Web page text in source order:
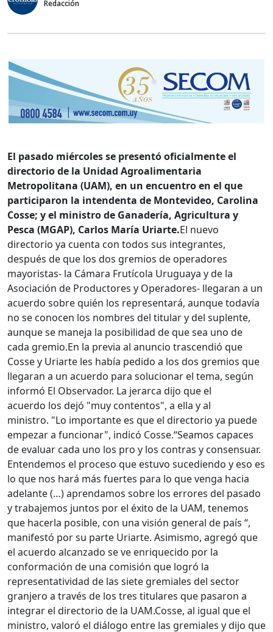
Redacción
El pasado miércoles se presentó oficialmente el
directorio de la Unidad Agroalimentaria
Metropolitana (UAM), en un encuentro en el que
participaron la intendenta de Montevideo, Carolina
Cosse; y el ministro de Ganadería, Agricultura y
Pesca (MGAP), Carlos María Uriarte.El nuevo
directorio ya cuenta con todos sus integrantes,
después de que los dos gremios de operadores
mayoristas- la Cámara Frutícola Uruguaya y de la
Asociación de Productores y Operadores- llegaran a un
acuerdo sobre quién los representará, aunque todavía
no se conocen los nombres del titular y del suplente,
aunque se maneja la posibilidad de que sea uno de
cada gremio.En la previa al anuncio trascendió que
Cosse y Uriarte les había pedido a los dos gremios que
llegaran a un acuerdo para solucionar el tema, según
informó El Observador. La jerarca dijo que el
acuerdo los dejó "muy contentos", a ella y al
ministro. "Lo importante es que el directorio ya puede
empezar a funcionar", indicó Cosse.“Seamos capaces
de evaluar cada uno los pro y los contras y consensuar.
Entendemos el proceso que estuvo sucediendo y eso es
lo que nos hará más fuertes para lo que venga hacia
adelante (…) aprendamos sobre los errores del pasado
y trabajemos juntos por el éxito de la UAM, tenemos
que hacerla posible, con una visión general de país “,
manifestó por su parte Uriarte. Asimismo, agregó que
el acuerdo alcanzado se ve enriquecido por la
conformación de una comisión que logró la
representatividad de las siete gremiales del sector
granjero a través de los tres titulares que pasaron a
integrar el directorio de la UAM.Cosse, al igual que el
ministro, valoró el diálogo entre las gremiales y dijo que